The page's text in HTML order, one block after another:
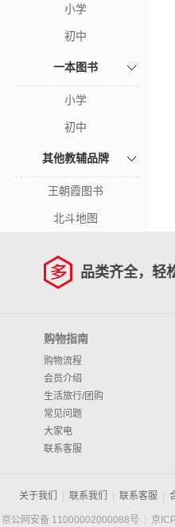
小学
初中
一本图书
小学
初中
其他教辅品牌
王朝霞图书
北斗地图
品类齐全，轻
购物指南
购物流程
会员介绍
生活旅行/团购
常见问题
大家电
联系客服
关于我们 联系我们 联系客服
京公网安备 11000002000088号 京